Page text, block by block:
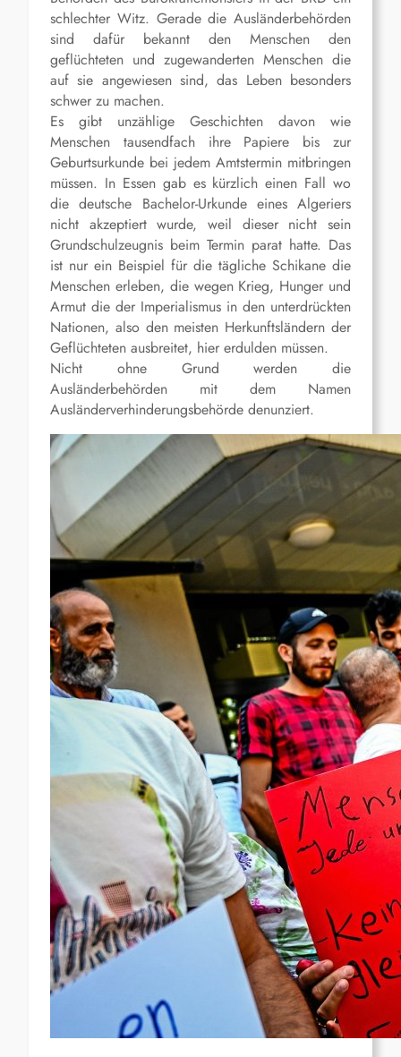
schlechter Witz. Gerade die Ausländerbehörden
sind dafür bekannt den Menschen den
geflüchteten und zugewanderten Menschen die
auf sie angewiesen sind, das Leben besonders
schwer zu machen.
Es gibt unzählige Geschichten davon wie
Menschen tausendfach ihre Papiere bis zur
Geburtsurkunde bei jedem Amtstermin mitbringen
müssen. In Essen gab es kürzlich einen Fall wo
die deutsche Bachelor-Urkunde eines Algeriers
nicht akzeptiert wurde, weil dieser nicht sein
Grundschulzeugnis beim Termin parat hatte. Das
ist nur ein Beispiel für die tägliche Schikane die
Menschen erleben, die wegen Krieg, Hunger und
Armut die der Imperialismus in den unterdrückten
Nationen, also den meisten Herkunftsländern der
Geflüchteten ausbreitet, hier erdulden müssen.
Nicht ohne Grund werden die
Ausländerbehörden mit dem Namen
Ausländerverhinderungsbehörde denunziert.